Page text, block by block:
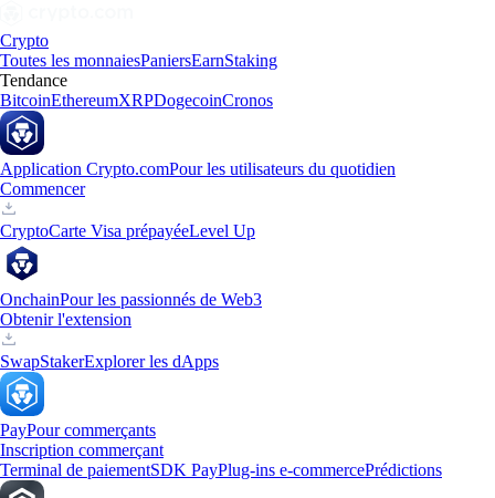
Crypto
Toutes les monnaiesPaniersEarnStaking
Tendance
BitcoinEthereumXRPDogecoinCronos
Application Crypto.comPour les utilisateurs du quotidien
Commencer
CryptoCarte Visa prépayéeLevel Up
OnchainPour les passionnés de Web3
Obtenir l'extension
SwapStakerExplorer les dApps
PayPour commerçants
Inscription commerçant
Terminal de paiementSDK PayPlug-ins e-commercePrédictions